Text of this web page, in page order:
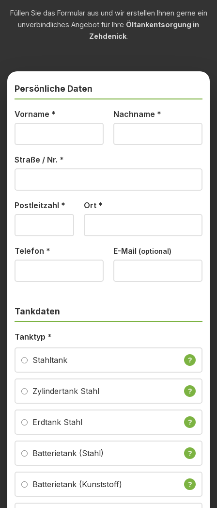
Füllen Sie das Formular aus und wir erstellen Ihnen gerne ein
unverbindliches Angebot für Ihre Öltankentsorgung in
Zehdenick.
Persönliche Daten
Vorname * Nachname *
Straße / Nr. *
Postleitzahl * Ort *
Telefon * E-Mail (optional)
Tankdaten
Tanktyp *
Stahltank ?
Zylindertank Stahl ?
Erdtank Stahl ?
Batterietank (Stahl) ?
Batterietank (Kunststoff) ?